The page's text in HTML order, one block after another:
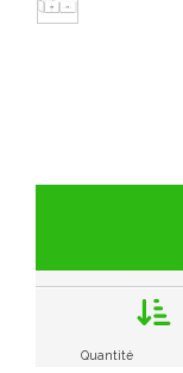
Quantité